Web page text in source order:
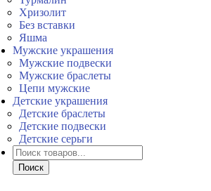
Хризолит
Без вставки
Яшма
Мужские украшения
Мужские подвески
Мужские браслеты
Цепи мужские
Детские украшения
Детские браслеты
Детские подвески
Детские серьги
Поиск
товаров
Поиск